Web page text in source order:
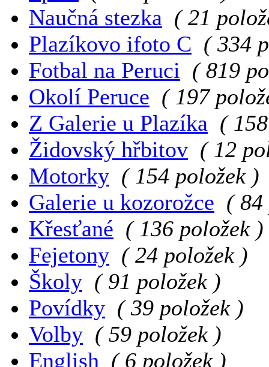
Naučná stezka ( 21
Plazíkovo ifoto C ( 334
Fotbal na Peruci ( 819
Okolí Peruce ( 197
Z Galerie u Plazíka (
Židovský hřbitov ( 12
Motorky ( 154 položek )
Galerie u kozorožce ( 84
Křesťané ( 136 položek )
Fejetony ( 24 položek )
Školy ( 91 položek )
Povídky ( 39 položek )
Volby ( 59 položek )
English ( 6 položek )